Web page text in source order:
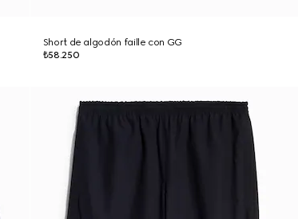
Short de algodón faille con GG
₺58.250